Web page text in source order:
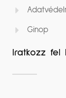
Ginop
Iratkozz fel